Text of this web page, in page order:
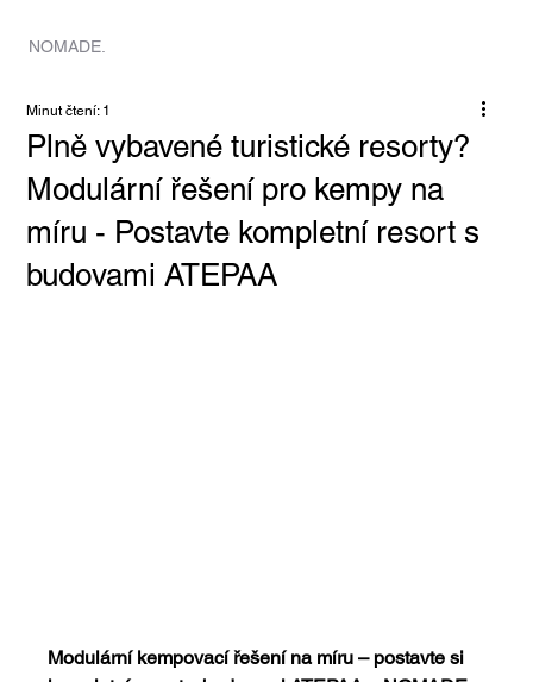
NOMADE.
Plně vybavené turistické resorty?
Modulární řešení pro kempy na
míru - Postavte kompletní resort s
budovami ATEPAA
Minut čtení: 1
Modulární kempovací řešení na míru – postavte si